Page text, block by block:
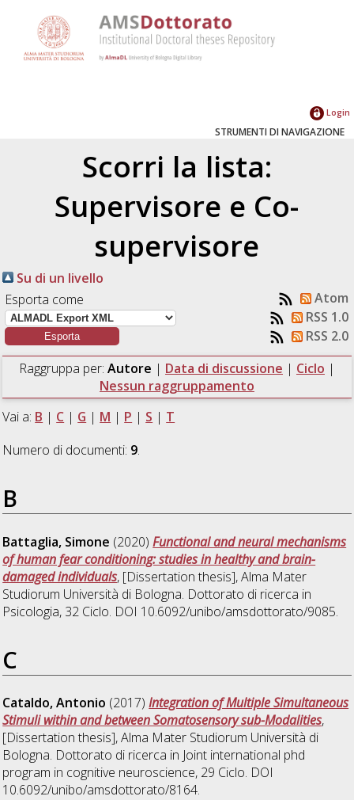
Login
STRUMENTI DI NAVIGAZIONE
Scorri la lista:
Supervisore e Co-
supervisore
Su di un livello
Esporta come
Atom
RSS 1.0
RSS 2.0
Raggruppa per: Autore | Data di discussione | Ciclo |
Nessun raggruppamento
Vai a: B | C | G | M | P | S | T
Numero di documenti: 9.
B
Battaglia, Simone (2020)Functional and neural mechanisms
of human fear conditioning: studies in healthy and brain-
damaged individuals, [Dissertation thesis], Alma Mater
Studiorum Università di Bologna. Dottorato di ricerca in
Psicologia, 32 Ciclo. DOI 10.6092/unibo/amsdottorato/9085.
C
Cataldo, Antonio (2017)Integration of Multiple Simultaneous
Stimuli within and between Somatosensory sub-Modalities,
[Dissertation thesis], Alma Mater Studiorum Università di
Bologna. Dottorato di ricerca in Joint international phd
program in cognitive neuroscience, 29 Ciclo. DOI
10.6092/unibo/amsdottorato/8164.